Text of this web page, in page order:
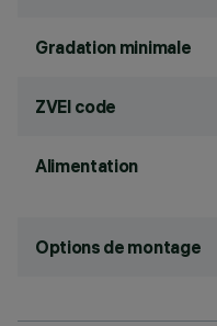
Gradation minimale
ZVEI code
Alimentation
Options de montage